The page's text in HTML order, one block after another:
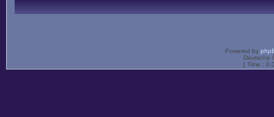
Powered by
Deutsche
[ Time :